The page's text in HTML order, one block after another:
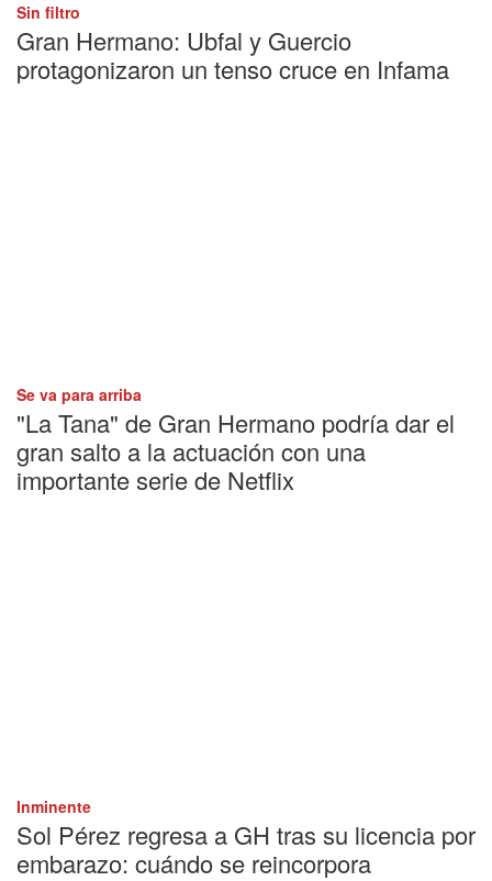
Sin filtro
Gran Hermano: Ubfal y Guercio
protagonizaron un tenso cruce en Infama
Se va para arriba
"La Tana" de Gran Hermano podría dar el
gran salto a la actuación con una
importante serie de Netflix
Inminente
Sol Pérez regresa a GH tras su licencia por
embarazo: cuándo se reincorpora